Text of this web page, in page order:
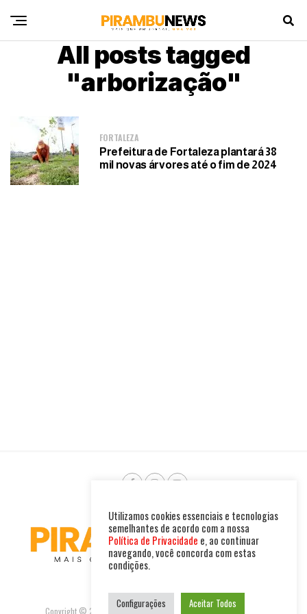
All posts tagged
"arborização"
FORTALEZA
Prefeitura de Fortaleza plantará 38
mil novas árvores até o fim de 2024
Copyright © 2025. Todos os direitos reservados. PIRAMBU NEWS
Utilizamos cookies essenciais e tecnologias
semelhantes de acordo com a nossa
Política de Privacidade e, ao continuar
navegando, você concorda com estas
condições.
Configurações Aceitar Todos